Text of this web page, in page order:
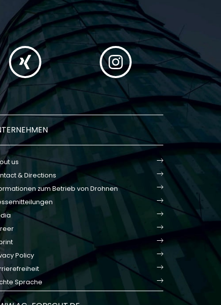
us
& Directions
zum Betrieb von Drohnen
Policy
Sprache